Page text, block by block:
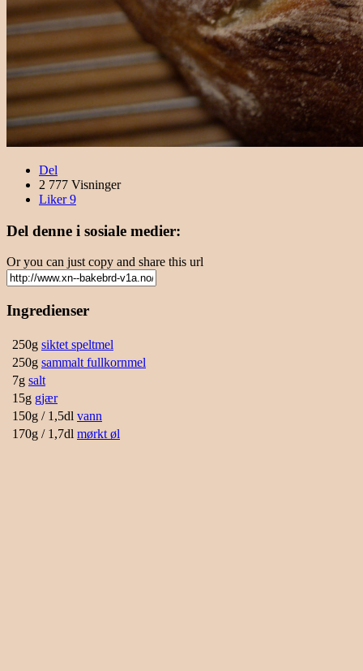
Del
2 777 Visninger
Liker9
Del denne i sosiale medier:
Or you can just copy and share this url
Ingredienser
250g siktet speltmel
250g sammalt fullkornmel
7g salt
15g gjær
150g / 1,5dl vann
170g / 1,7dl mørkt øl